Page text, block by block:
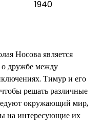
1940
Носова является
о дружбе между
Тимур и его
решать различные
окружающий мир,
на интересующие их